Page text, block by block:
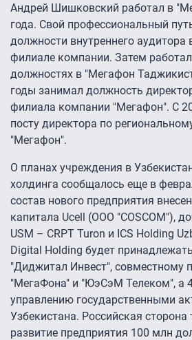
Андрей Шишковский работал в
года. Свой профессиональный
должности внутреннего аудитора
филиале компании. Затем
должностях в "Мегафон
годы занимал должность
филиала компании "Мегафон". С
посту директора по
"Мегафон".
О планах учреждения в
холдинга сообщалось еще в
состав нового предприятия
капитала Ucell (ООО "COSCOM"),
USM – CRPT Turon и ICS Holding
Digital Holding будет
"Диджитал Инвест", совместному
"МегаФона" и "ЮэСэМ Телеком", а
управлению государственными
Узбекистана. Российская
развитие предприятия 100 млн